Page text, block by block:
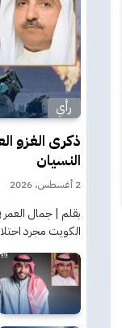
رأي
ذكرى الغزو
النسيان
2 أغسطس، 2026
بقلم | جمال
الكويت مجرد